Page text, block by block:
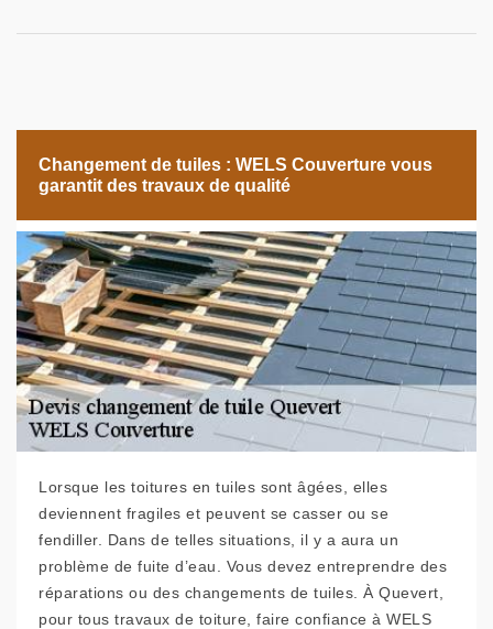
Changement de tuiles : WELS Couverture vous
garantit des travaux de qualité
Lorsque les toitures en tuiles sont âgées, elles
deviennent fragiles et peuvent se casser ou se
fendiller. Dans de telles situations, il y a aura un
problème de fuite d’eau. Vous devez entreprendre des
réparations ou des changements de tuiles. À Quevert,
pour tous travaux de toiture, faire confiance à WELS